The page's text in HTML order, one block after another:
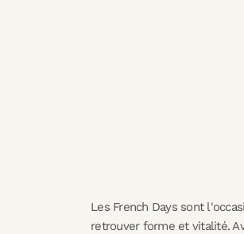
Les French Days sont
retrouver forme et vitalité.